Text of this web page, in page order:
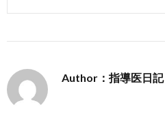
Author：指導医日記